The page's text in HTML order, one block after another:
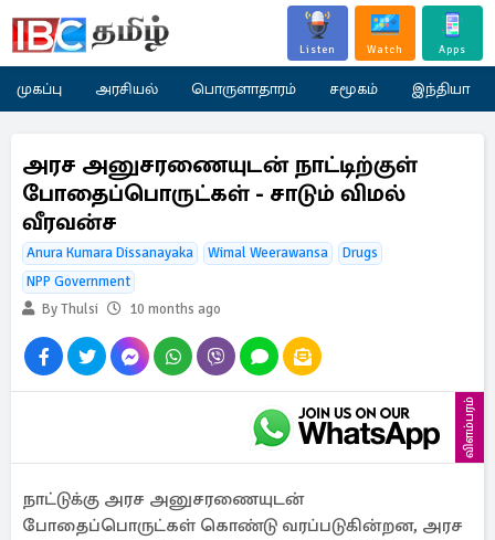
Listen Watch Apps
முகப்பு அரசியல் பொருளாதாரம் சமூகம் இந்தியா
அரச அனுசரணையுடன் நாட்டிற்குள்
போதைப்பொருட்கள் - சாடும் விமல்
வீரவன்ச
Anura Kumara Dissanayaka Wimal Weerawansa
Drugs
NPP Government
By Thulsi
10 months ago
விளம்பரம்
நாட்டுக்கு அரச அனுசரணையுடன்
போதைப்பொருட்கள் கொண்டு வரப்படுகின்றன, அரச